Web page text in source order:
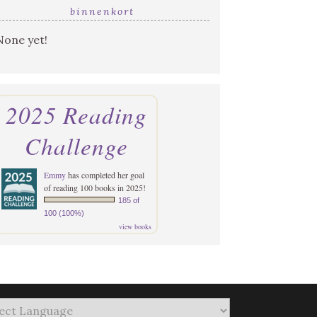
binnenkort
yet!
2025 Reading
Challenge
Emmyhas completed her goal
of reading 100 books in 2025!
185 of
100 (100%)
view books